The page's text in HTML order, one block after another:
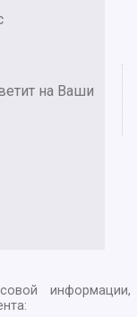
на Ваши
информации,